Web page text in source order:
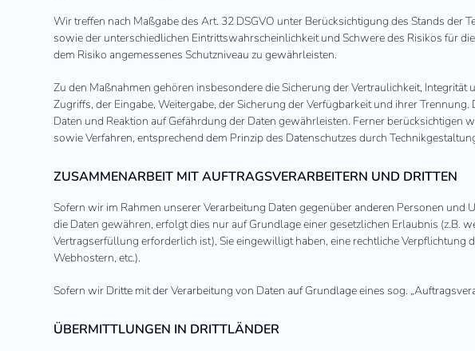
Wir treffen nach Maßgabe des Art. 32 DSGVO unter Berücksichtigung des Stands
sowie der unterschiedlichen Eintrittswahrscheinlichkeit und Schwere des Risikos für
dem Risiko angemessenes Schutzniveau zu gewährleisten.
Zu den Maßnahmen gehören insbesondere die Sicherung der Vertraulichkeit,
Zugriffs, der Eingabe, Weitergabe, der Sicherung der Verfügbarkeit und ihrer
Daten und Reaktion auf Gefährdung der Daten gewährleisten. Ferner
sowie Verfahren, entsprechend dem Prinzip des Datenschutzes durch
ZUSAMMENARBEIT MIT AUFTRAGSVERARBEITERN UND DRITTEN
Sofern wir im Rahmen unserer Verarbeitung Daten gegenüber anderen Personen
die Daten gewähren, erfolgt dies nur auf Grundlage einer gesetzlichen Erlaubnis (z.B.
Vertragserfüllung erforderlich ist), Sie eingewilligt haben, eine rechtliche Verpflichtung
Webhostern, etc.).
Sofern wir Dritte mit der Verarbeitung von Daten auf Grundlage eines sog.
ÜBERMITTLUNGEN IN DRITTLÄNDER